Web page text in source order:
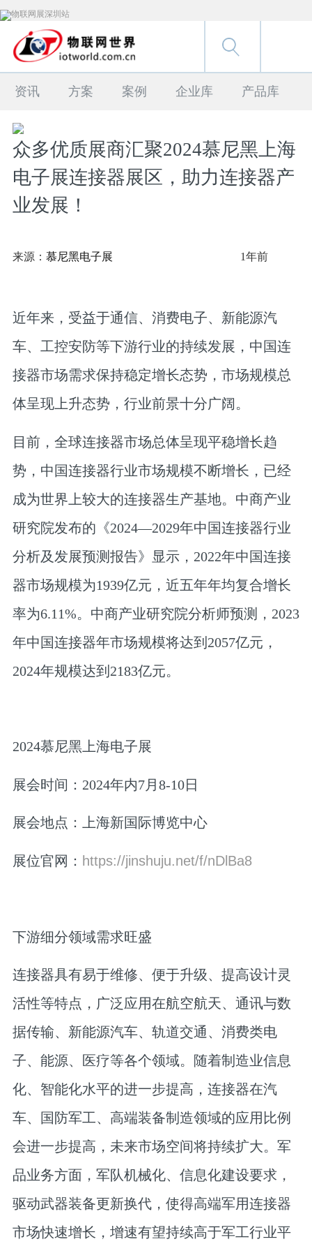
资讯 方案 案例 企业库 产品库
众多优质展商汇聚2024慕尼黑上海
电子展连接器展区，助力连接器产
业发展！
来源： 慕尼黑电子展 1年前
近年来，受益于通信、消费电子、新能源汽
车、工控安防等下游行业的持续发展，中国连
接器市场需求保持稳定增长态势，市场规模总
体呈现上升态势，行业前景十分广阔。
目前，全球连接器市场总体呈现平稳增长趋
势，中国连接器行业市场规模不断增长，已经
成为世界上较大的连接器生产基地。中商产业
研究院发布的《2024—2029年中国连接器行业
分析及发展预测报告》显示，2022年中国连接
器市场规模为1939亿元，近五年年均复合增长
率为6.11%。中商产业研究院分析师预测，2023
年中国连接器年市场规模将达到2057亿元，
2024年规模达到2183亿元。
2024慕尼黑上海电子展
展会时间：2024年内7月8-10日
展会地点：上海新国际博览中心
展位官网： https://jinshuju.net/f/nDlBa8
下游细分领域需求旺盛
连接器具有易于维修、便于升级、提高设计灵
活性等特点，广泛应用在航空航天、通讯与数
据传输、新能源汽车、轨道交通、消费类电
子、能源、医疗等各个领域。随着制造业信息
化、智能化水平的进一步提高，连接器在汽
车、国防军工、高端装备制造领域的应用比例
会进一步提高，未来市场空间将持续扩大。军
品业务方面，军队机械化、信息化建设要求，
驱动武器装备更新换代，使得高端军用连接器
市场快速增长，增速有望持续高于军工行业平